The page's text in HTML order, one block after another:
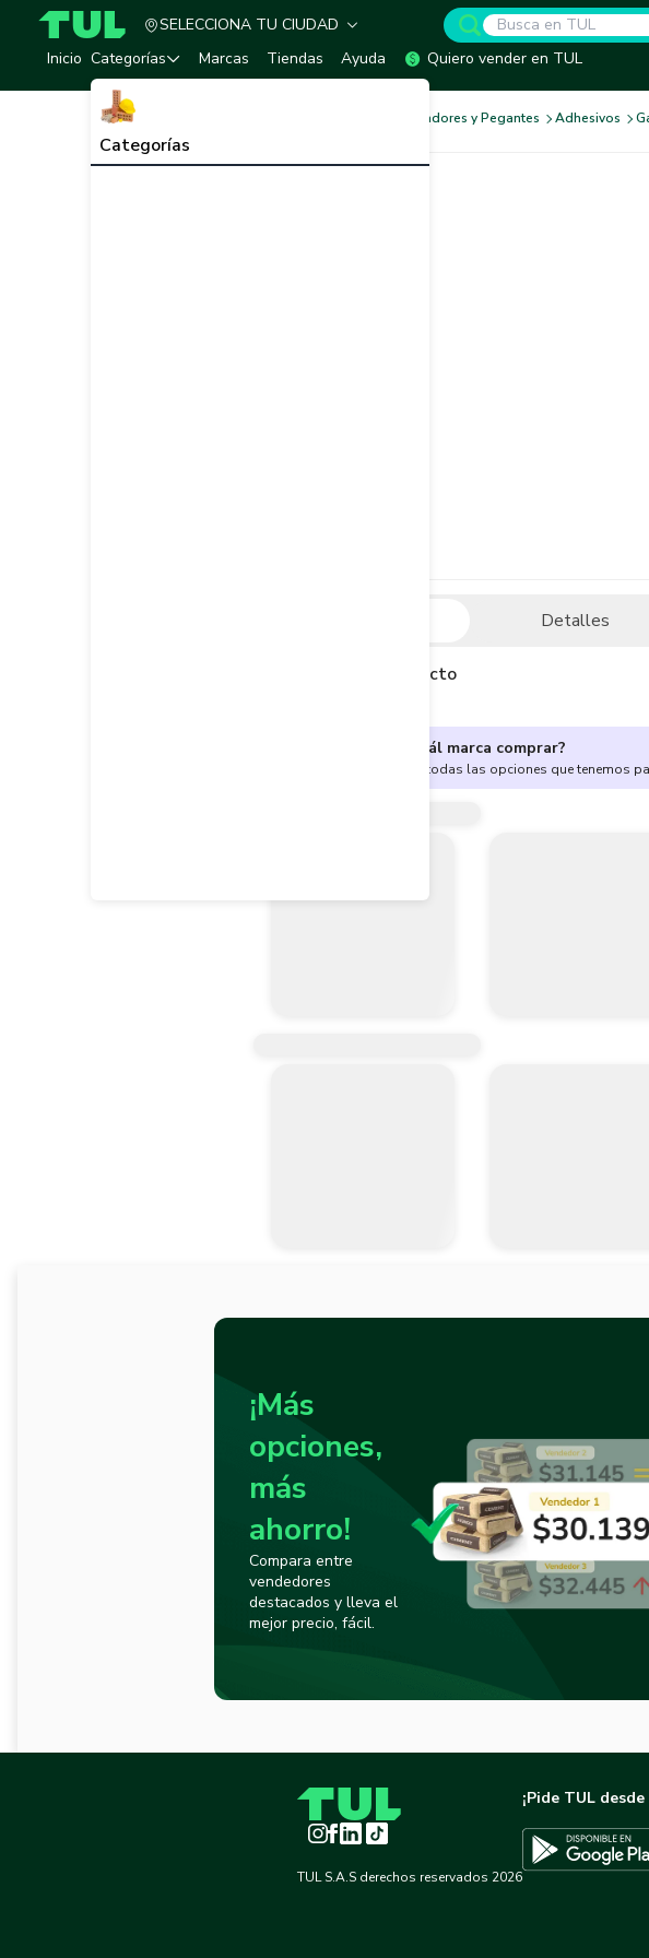
TUL - Tu Marketplace de Construcción
SELECCIONA TU CIUDAD
Inicio Categorías
Categorías
Marcas Tiendas Ayuda Quiero vender en TUL
Adhesivos, Selladores y Pegantes Adhesivos
Detalles
Descripción del producto
¿No sabes cuál marca comprar?
Encuentra aquí todas las opciones que tenemos
¡Más
opciones,
más
ahorro!
Compara entre
vendedores
destacados y lleva el
mejor precio, fácil.
Instagram
Facebook
LinkedInTikTok
TUL S.A.S derechos reservados 2026
¡Pide TUL
Descargar TUL en